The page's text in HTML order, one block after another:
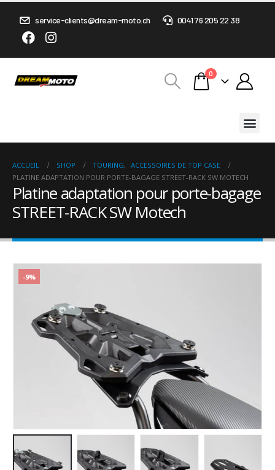
service-clients@dream-moto.ch 0041 76 205 22 38
0
ACCUEIL SHOP TOURING, ACCESSOIRES DE TOP CASE
PLATINE ADAPTATION POUR PORTE-BAGAGE STREET-RACK SW MOTECH
Platine adaptation pour porte-bagage
STREET-RACK SW Motech
-9%